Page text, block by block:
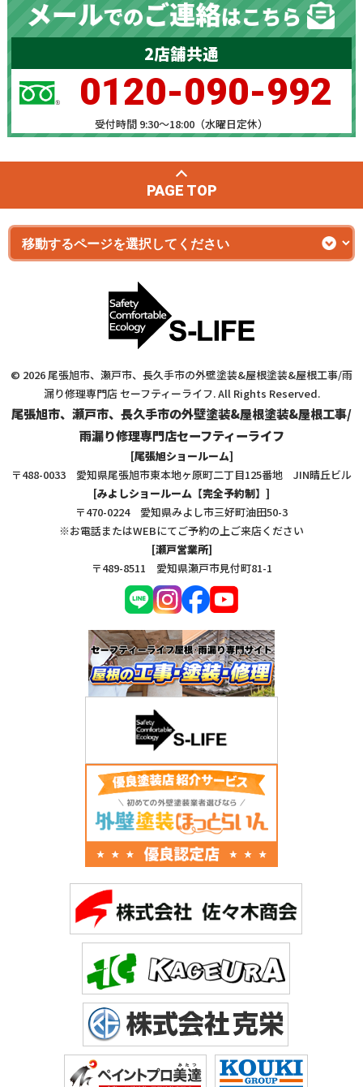
2店舗共通
0120-090-992
受付時間 9:30～18:00（水曜日定休）
PAGE TOP
© 2026 尾張旭市、瀬戸市、長久手市の外壁塗装&屋根塗装&屋根工事/雨
漏り修理専門店 セーフティーライフ. All Rights Reserved.
尾張旭市、瀬戸市、長久手市の外壁塗装&屋根塗装&屋根工事/
雨漏り修理専門店セーフティーライフ
[尾張旭ショールーム]
〒488-0033 愛知県尾張旭市東本地ヶ原町二丁目125番地 JIN晴丘ビル
[みよしショールーム【完全予約制】]
〒470-0224 愛知県みよし市三好町油田50-3
※お電話またはWEBにてご予約の上ご来店ください
[瀬戸営業所]
〒489-8511 愛知県瀬戸市見付町81-1